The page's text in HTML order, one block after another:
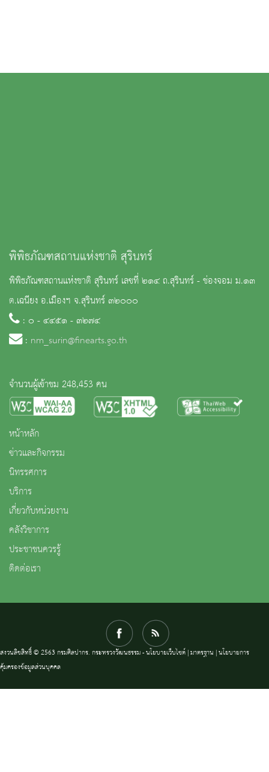
พิพิธภัณฑสถานแห่งชาติ สุรินทร์
พิพิธภัณฑสถานแห่งชาติ สุรินทร์ เลขที่ ๒๑๔ ถ.สุรินทร์ - ช่องจอม ม.๑๓
ต.เฉนียง อ.เมืองฯ จ.สุรินทร์ ๓๒๐๐๐
: ๐ - ๔๔๕๑ - ๓๒๗๔
: nm_surin@finearts.go.th
จำนวนผู้เข้าชม 248,453 คน
หน้าหลัก
ข่าวและกิจกรรม
นิทรรศการ
บริการ
เกี่ยวกับหน่วยงาน
คลังวิชาการ
ประชาชนควรรู้
ติดต่อเรา
สงวนลิขสิทธิ์ © 2563 กรมศิลปากร. กระทรวงวัฒนธรรม -นโยบายเว็บไซต์|มาตรฐาน |นโยบายการ
คุ้มครองข้อมูลส่วนบุคคล